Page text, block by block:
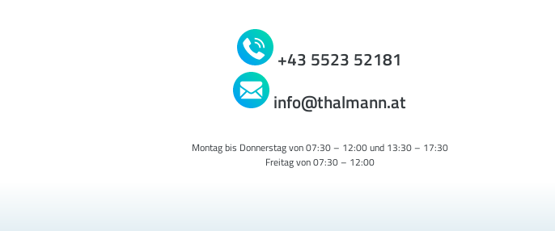
+43 5523 52181
info@thalmann.at
Montag bis Donnerstag von 07:30 – 12:00 und 13:30 – 17:30
Freitag von 07:30 – 12:00